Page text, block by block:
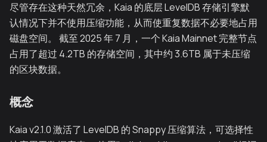
尽管存在这种天然冗余，Kaia 的底层 LevelDB 存储引擎默
认情况下并不使用压缩功能，从而使重复数据不必要地占用
磁盘空间。 截至 2025 年 7 月，一个 Kaia Mainnet 完整节点
占用了超过 4.2TB 的存储空间，其中约 3.6TB 属于未压缩
的区块数据。
概念
Kaia v2.1.0 激活了 LevelDB 的 Snappy 压缩算法，可选择性